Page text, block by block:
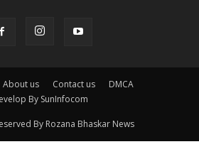
About us Contact us
DMCA
By SunInfocom
By Rozana Bhaskar News